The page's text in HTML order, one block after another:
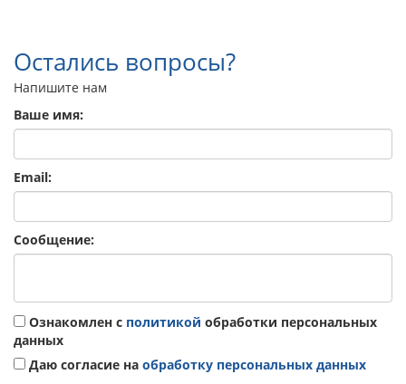
Остались вопросы?
Напишите нам
Ваше имя:
Email:
Сообщение:
Ознакомлен с политикой обработки персональных
данных
Даю согласие на обработку персональных данных